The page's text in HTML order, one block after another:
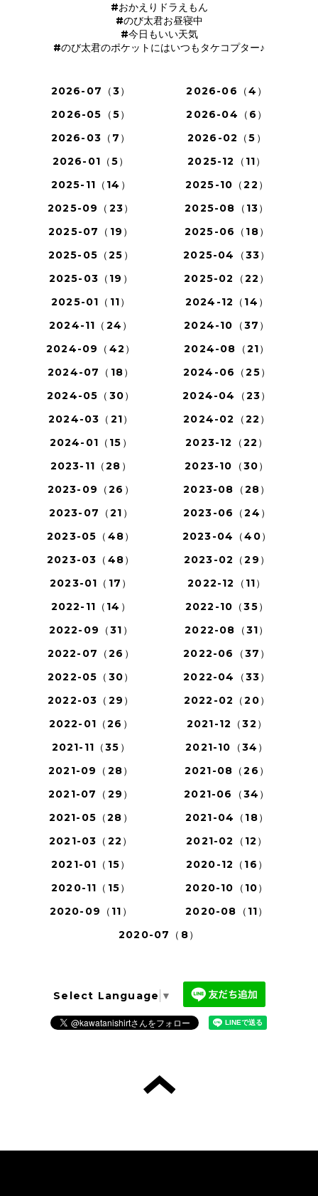
#おかえりドラえもん
#のび太君お昼寝中
#今日もいい天気
#のび太君のポケットにはいつもタケコプター♪
2026-07（3）
2026-06（4）
2026-05（5）
2026-04（6）
2026-03（7）
2026-02（5）
2026-01（5）
2025-12（11）
2025-11（14）
2025-10（22）
2025-09（23）
2025-08（13）
2025-07（19）
2025-06（18）
2025-05（25）
2025-04（33）
2025-03（19）
2025-02（22）
2025-01（11）
2024-12（14）
2024-11（24）
2024-10（37）
2024-09（42）
2024-08（21）
2024-07（18）
2024-06（25）
2024-05（30）
2024-04（23）
2024-03（21）
2024-02（22）
2024-01（15）
2023-12（22）
2023-11（28）
2023-10（30）
2023-09（26）
2023-08（28）
2023-07（21）
2023-06（24）
2023-05（48）
2023-04（40）
2023-03（48）
2023-02（29）
2023-01（17）
2022-12（11）
2022-11（14）
2022-10（35）
2022-09（31）
2022-08（31）
2022-07（26）
2022-06（37）
2022-05（30）
2022-04（33）
2022-03（29）
2022-02（20）
2022-01（26）
2021-12（32）
2021-11（35）
2021-10（34）
2021-09（28）
2021-08（26）
2021-07（29）
2021-06（34）
2021-05（28）
2021-04（18）
2021-03（22）
2021-02（12）
2021-01（15）
2020-12（16）
2020-11（15）
2020-10（10）
2020-09（11）
2020-08（11）
2020-07（8）
Select Language ▼